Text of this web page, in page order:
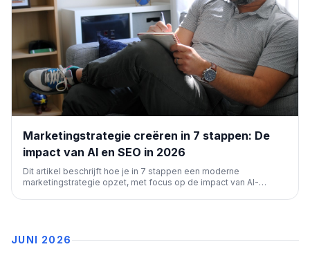
Marketingstrategie creëren in 7 stappen: De
impact van AI en SEO in 2026
Dit artikel beschrijft hoe je in 7 stappen een moderne
marketingstrategie opzet, met focus op de impact van AI-
JUNI 2026